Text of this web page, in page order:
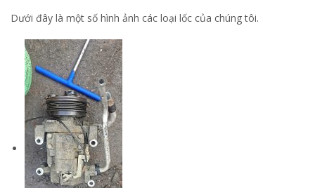
Dưới đây là một số hình ảnh các loại lốc của chúng tôi.